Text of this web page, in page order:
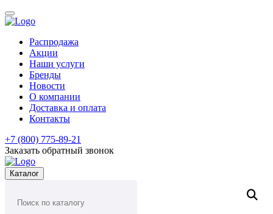
Распродажа
Акции
Наши услуги
Бренды
Новости
О компании
Доставка и оплата
Контакты
+7 (800) 775-89-21
Заказать обратный звонок
Каталог